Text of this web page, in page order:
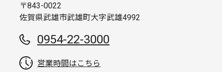
〒843-0022
佐賀県武雄市武雄町大字武雄4992
0954-22-3000
営業時間はこちら